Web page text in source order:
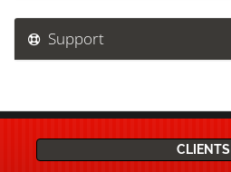
Support
CLIENTS